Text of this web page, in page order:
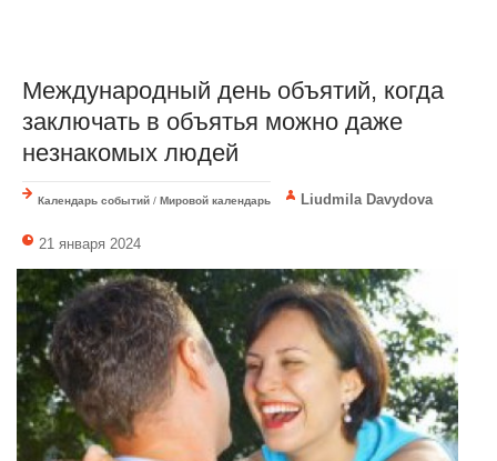
Международный день объятий, когда
заключать в объятья можно даже
незнакомых людей
Календарь событий / Мировой календарь Liudmila Davydova
21 января 2024